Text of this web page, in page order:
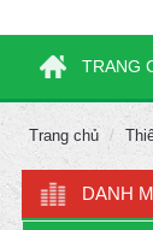
TRANG
Trang chủ
DANH